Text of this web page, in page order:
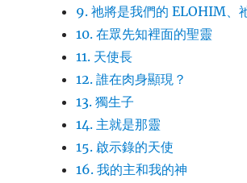
9. 祂將是我們的 ELOHIM、
10. 在眾先知裡面的聖靈
11. 天使長
12. 誰在肉身顯現？
13. 獨生子
14. 主就是那靈
15. 啟示錄的天使
16. 我的主和我的神